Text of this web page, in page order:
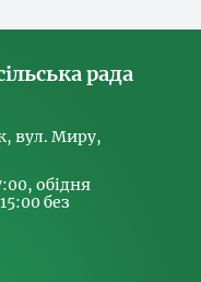
рада
вул. Миру,
обідня
без